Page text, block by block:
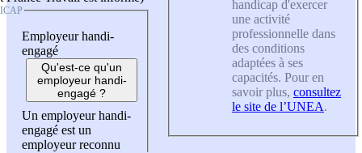
Employeur handi-
engagé
Qu'est-ce qu'un
employeur handi-
engagé ?
Un employeur handi-
engagé est un
employeur reconnu
handicap d'exercer
une activité
professionnelle dans
des conditions
adaptées à ses
capacités. Pour en
savoir plus, consultez
le site de l’UNEA.